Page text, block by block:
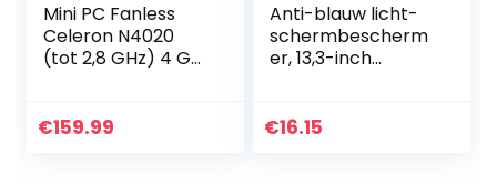
Mini PC Fanless
Celeron N4020
(tot 2,8 GHz) 4 GB
desktop computer
€159.99
Anti-blauw licht-
schermbescherm
er, 13,3-inch
Oogbescherming
€16.15